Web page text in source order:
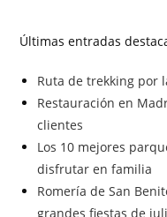
Últimas entradas
Ruta de trekking por
Restauración en
clientes
Los 10 mejores
disfrutar en familia
Romería de San
grandes fiestas de